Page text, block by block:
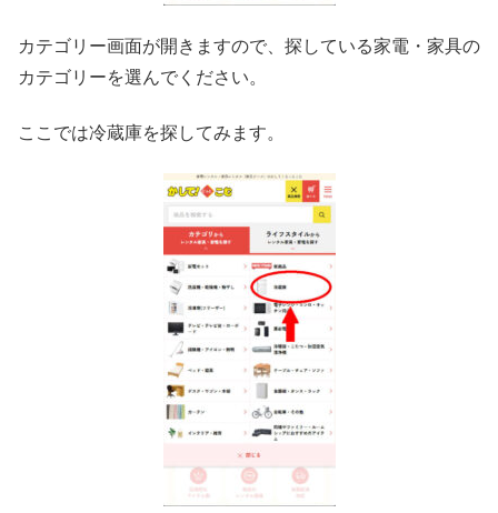
カテゴリー画面が開きますので、探している家電・家具の
カテゴリーを選んでください。
ここでは冷蔵庫を探してみます。